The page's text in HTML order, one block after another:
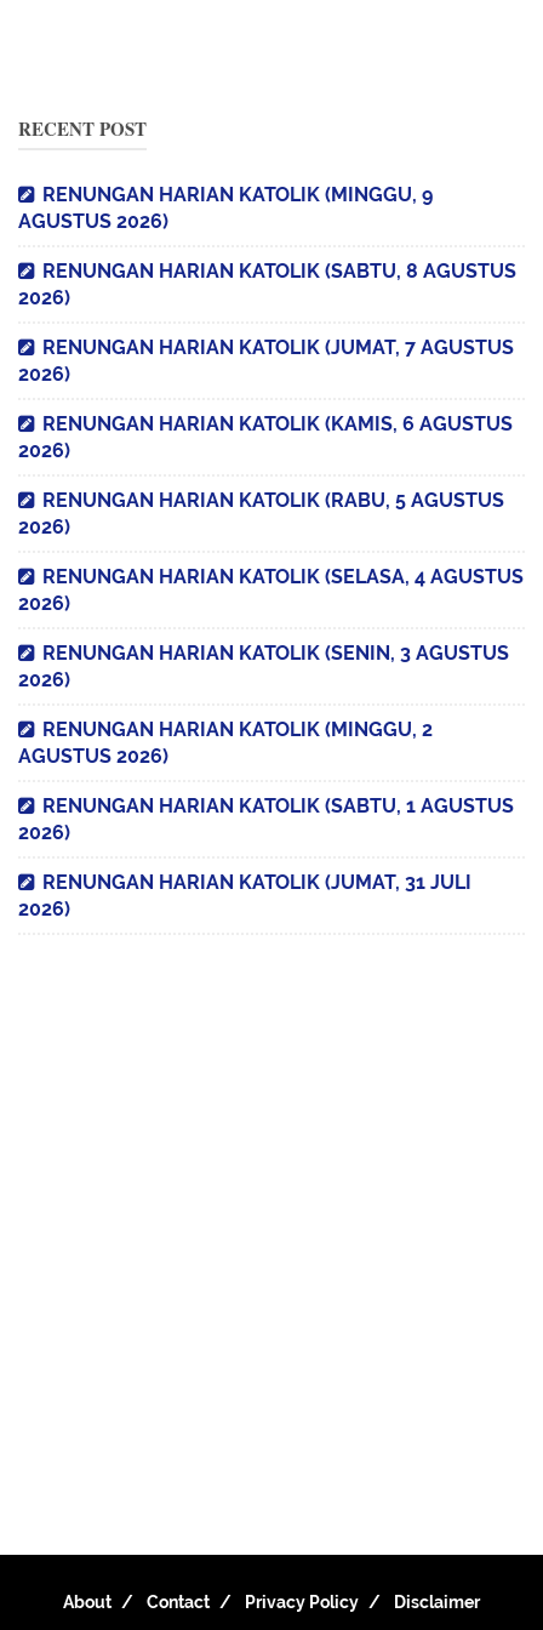
RECENT POST
RENUNGAN HARIAN KATOLIK (MINGGU, 9
AGUSTUS 2026)
RENUNGAN HARIAN KATOLIK (SABTU, 8 AGUSTUS
2026)
RENUNGAN HARIAN KATOLIK (JUMAT, 7 AGUSTUS
2026)
RENUNGAN HARIAN KATOLIK (KAMIS, 6 AGUSTUS
2026)
RENUNGAN HARIAN KATOLIK (RABU, 5 AGUSTUS
2026)
RENUNGAN HARIAN KATOLIK (SELASA, 4 AGUSTUS
2026)
RENUNGAN HARIAN KATOLIK (SENIN, 3 AGUSTUS
2026)
RENUNGAN HARIAN KATOLIK (MINGGU, 2
AGUSTUS 2026)
RENUNGAN HARIAN KATOLIK (SABTU, 1 AGUSTUS
2026)
RENUNGAN HARIAN KATOLIK (JUMAT, 31 JULI
2026)
About Contact Privacy Policy Disclaimer